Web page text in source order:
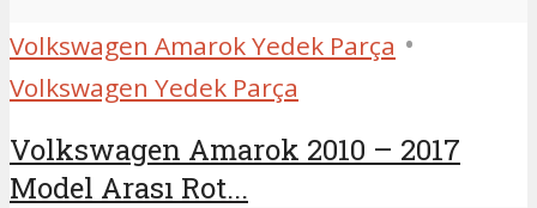
Volkswagen Amarok Yedek Parça •
Volkswagen Yedek Parça
Volkswagen Amarok 2010 – 2017
Model Arası Rot...